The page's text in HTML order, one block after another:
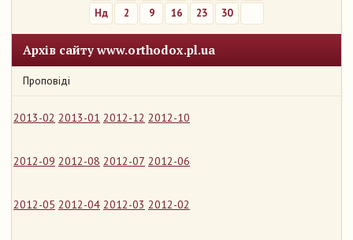
Нд
2 9 16 23 30
Архів сайту www.orthodox.pl.ua
Проповіді
2013-02 2013-01 2012-12 2012-10
2012-09 2012-08 2012-07 2012-06
2012-05 2012-04 2012-03 2012-02